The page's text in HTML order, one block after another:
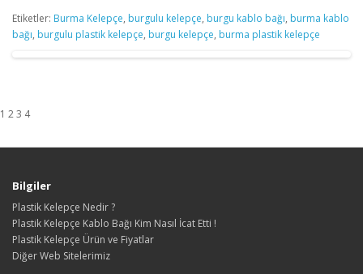
Etiketler: Burma Kelepçe, burgulu kelepçe, burgu kablo bağı, burma kablo
bağı, burgulu plastik kelepçe, burgu kelepçe, burma plastik kelepçe
1 2 3 4
Bilgiler
Plastik Kelepçe Nedir ?
Plastik Kelepçe Kablo Bağı Kim Nasıl İcat Etti !
Plastik Kelepçe Ürün ve Fiyatlar
Diğer Web Sitelerimiz